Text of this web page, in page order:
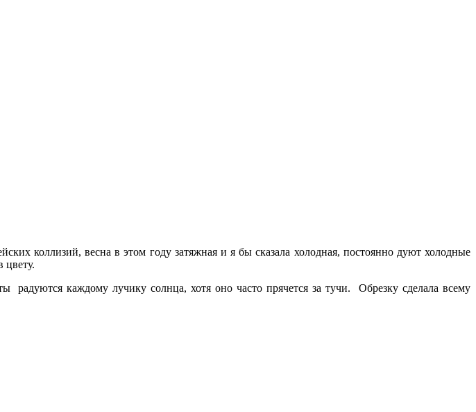
коллизий, весна в этом году затяжная и я бы сказала холодная, постоянно дуют холодные
цвету.
каждому лучику солнца, хотя оно часто прячется за тучи. Обрезку сделала всему